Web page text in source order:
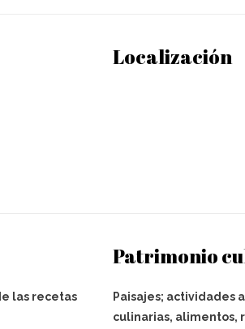
Localización
Patrimonio
las recetas
Paisajes; actividades
culinarias, alimentos,